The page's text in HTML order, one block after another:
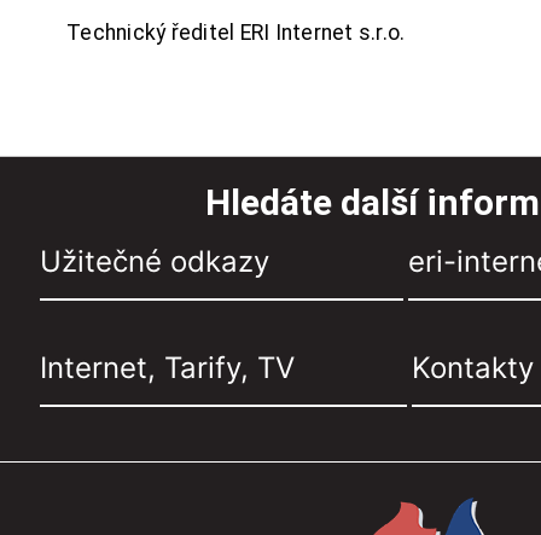
Technický ředitel ERI Internet s.r.o.
Hledáte další
Užitečné odkazy eri-
Internet, Tarify, TV Kontakty